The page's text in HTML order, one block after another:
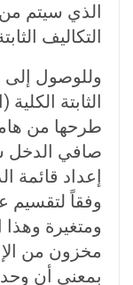
الذي سيتم
التكاليف
وللوصول إلى
الثابتة
طرحها من
صافي الدخل
إعداد قائمة
وفقاً لتقسيم
ومتغيرة
مخزون من
بمعنى أن